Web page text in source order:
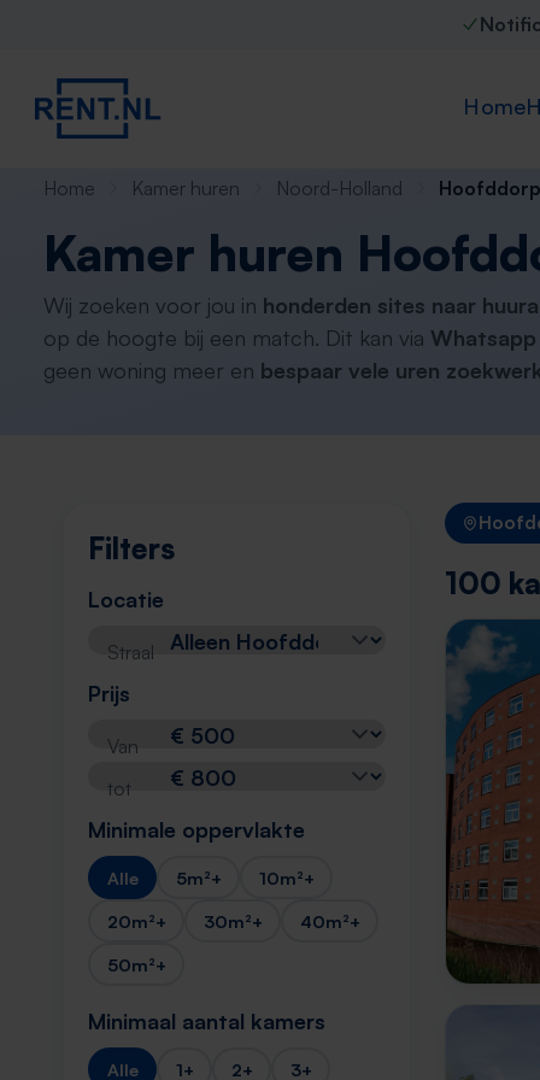
Home
Home Kamer huren Noord-Holland Hoofddorp
Kamer huren
Wij zoeken voor jou in honderden sites naar
op de hoogte bij een match. Dit kan via
geen woning meer en bespaar vele uren
Filters
Locatie
Straal
Prijs
Van
tot
Minimale oppervlakte
Alle 5m²+
10m²+
20m²+
30m²+
40m²+
50m²+
Minimaal aantal kamers
Alle 1+ 2+ 3+
100